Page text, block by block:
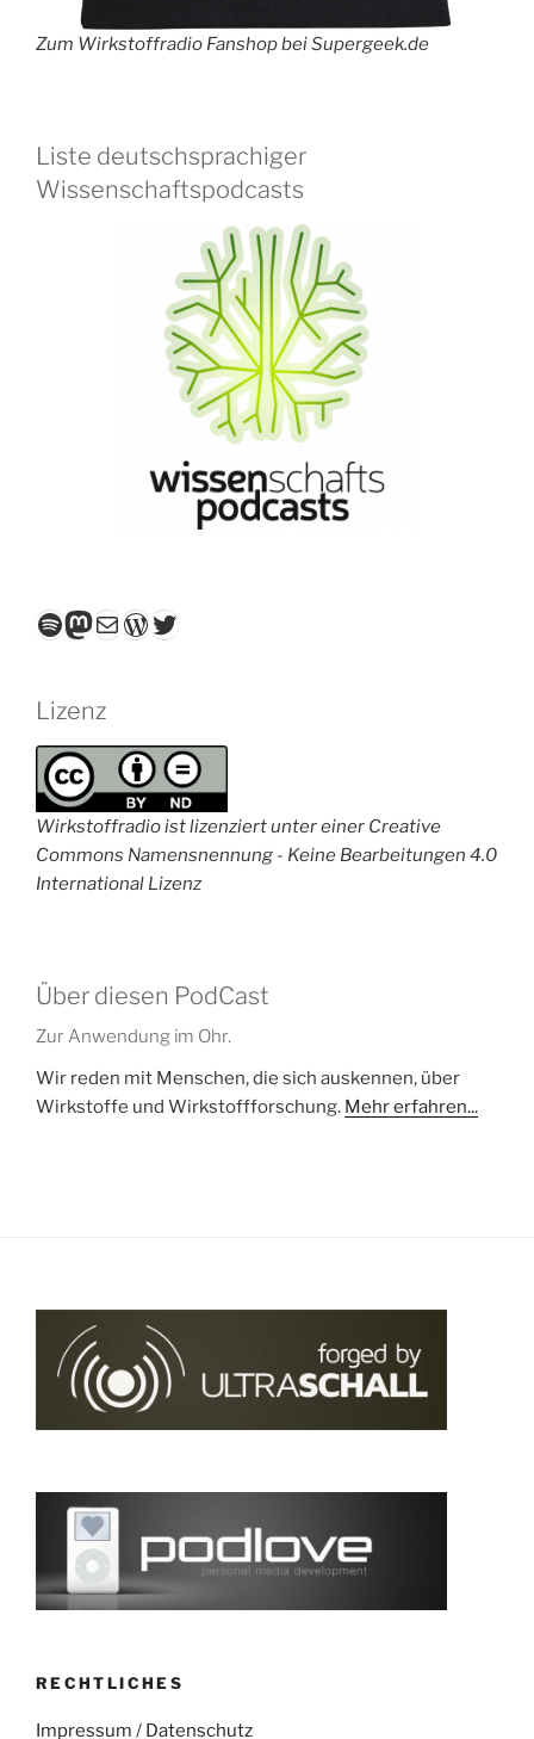
Zum Wirkstoffradio Fanshop bei Supergeek.de
Liste deutschsprachiger
Wissenschaftspodcasts
Spotify
Mastodon
E-MailWordPress
Twitter
Lizenz
Wirkstoffradio ist lizenziert unter einer Creative
Commons Namensnennung - Keine Bearbeitungen 4.0
International Lizenz
Über diesen PodCast
Zur Anwendung im Ohr.
Wir reden mit Menschen, die sich auskennen, über
Wirkstoffe und Wirkstoffforschung. Mehr erfahren...
RECHTLICHES
Impressum / Datenschutz